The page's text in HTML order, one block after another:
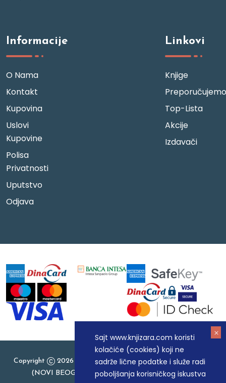
Sajt www.knjizara.com koristi
kolačiće (cookies) koji ne
sadrže lične podatke i služe radi
poboljšanja korisničkog iskustva
Informacije
O Nama
Kontakt
Kupovina
Uslovi
Kupovine
Polisa
Privatnosti
Uputstvo
Odjava
Linkovi
Knjige
Preporučujemo
Top-Lista
Akcije
Izdavači
Copyright
2026 Knjizara.com - MAKART DOO BEOGRAD
(NOVI BEOGRAD), PIB: 105184104, MB: 20337524